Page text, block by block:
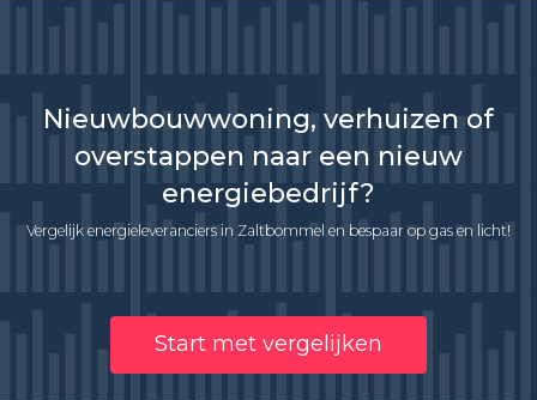
Nieuwbouwwoning, verhuizen of
overstappen naar een nieuw
energiebedrijf?
Vergelijk energieleveranciers in Zaltbommel en bespaar op gas en licht!
Start met vergelijken